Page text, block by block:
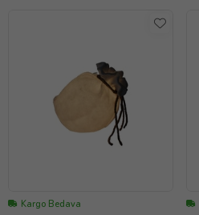
Kargo Bedava